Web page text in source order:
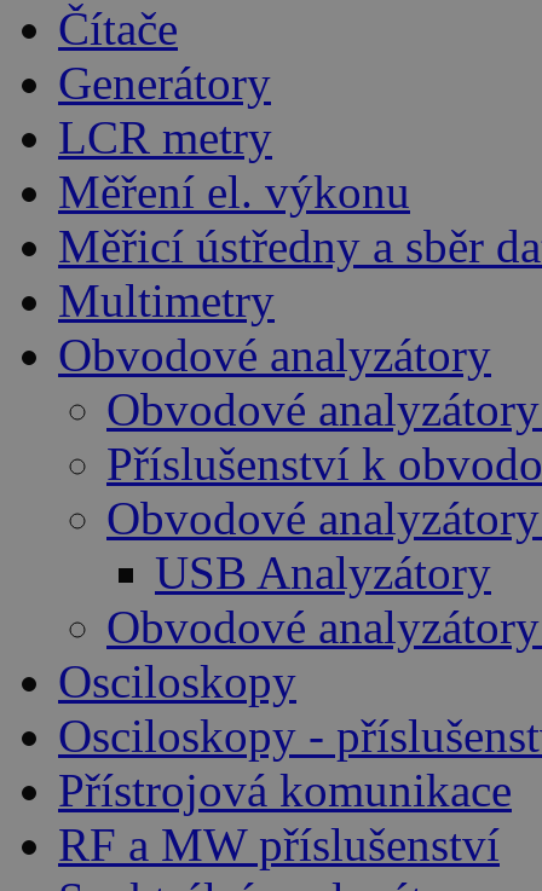
Čítače
Generátory
LCR metry
Měření el. výkonu
Měřicí ústředny a sběr
Multimetry
Obvodové analyzátory
Obvodové
Příslušenství k
Obvodové
USB Analyzátory
Obvodové
Osciloskopy
Osciloskopy -
Přístrojová komunikace
RF a MW příslušenství